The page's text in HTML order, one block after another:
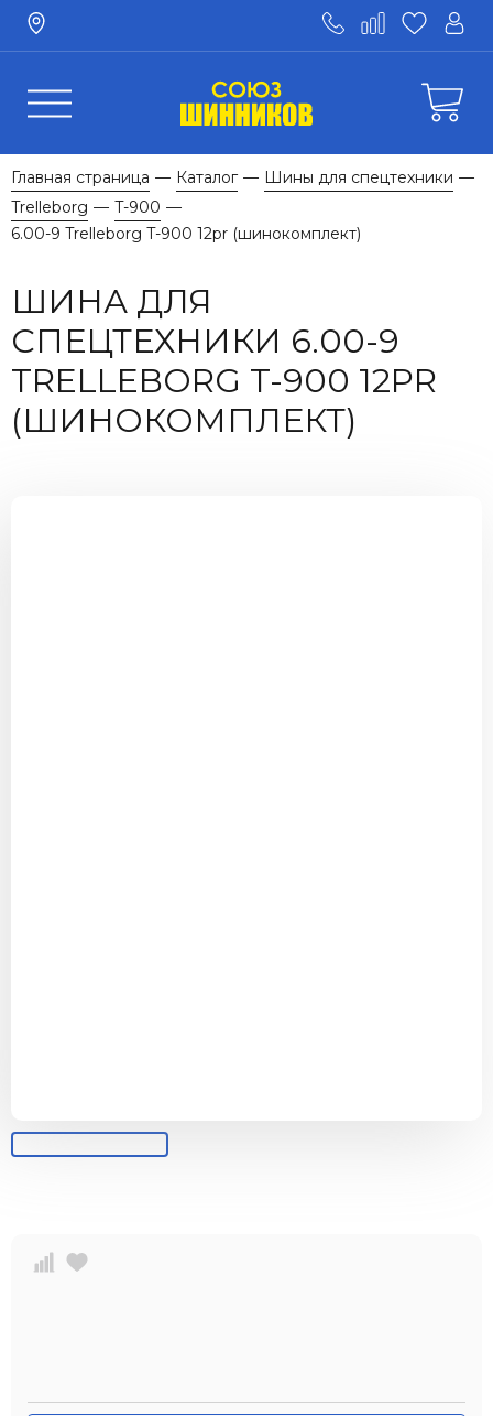
Главная страница — Каталог — Шины для спецтехники —
Trelleborg — T-900 —
6.00-9 Trelleborg T-900 12pr (шинокомплект)
ШИНА ДЛЯ
СПЕЦТЕХНИКИ 6.00-9
TRELLEBORG T-900 12PR
(ШИНОКОМПЛЕКТ)